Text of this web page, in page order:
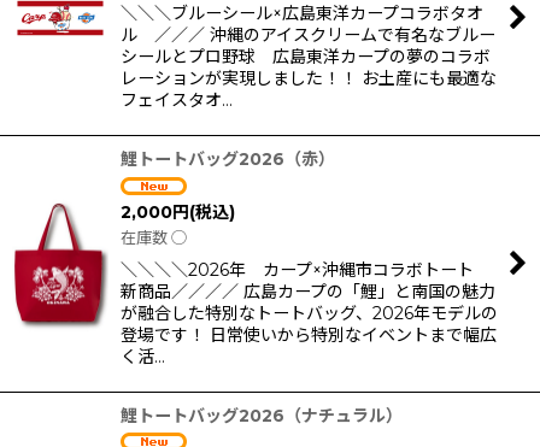
＼＼＼ブルーシール×広島東洋カープコラボタオ
ル ／／／ 沖縄のアイスクリームで有名なブルー
シールとプロ野球 広島東洋カープの夢のコラボ
レーションが実現しました！！ お土産にも最適な
フェイスタオ…
鯉トートバッグ2026（赤）
2,000円(税込)
在庫数 ◯
＼＼＼＼2026年 カープ×沖縄市コラボトート
新商品／／／／ 広島カープの「鯉」と南国の魅力
が融合した特別なトートバッグ、2026年モデルの
登場です！ 日常使いから特別なイベントまで幅広
く活…
鯉トートバッグ2026（ナチュラル）